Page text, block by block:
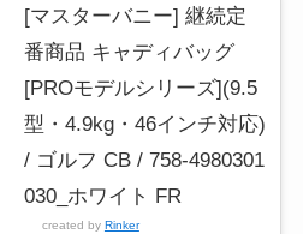
[マスターバニー] 継続定
番商品 キャディバッグ
[PROモデルシリーズ](9.5
型・4.9kg・46インチ対応)
/ ゴルフ CB / 758-4980301
030_ホワイト FR
created by Rinker